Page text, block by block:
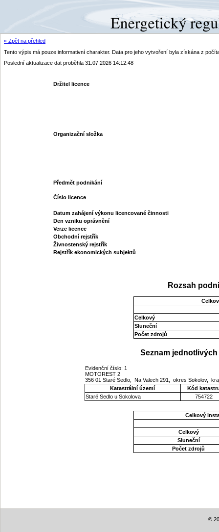
« Zpět na přehled
Tento výpis má pouze informativní charakter. Data pro jeho vytvoření byla získána z
Poslední aktualizace dat proběhla 31.07.2026 14:12:48
Držitel licence
Organizační složka
Předmět podnikání
Číslo licence
Datum zahájení výkonu licencované činnosti
Den vzniku oprávnění
Verze licence
Obchodní rejstřík
Živnostenský rejstřík
Rejstřík ekonomických subjektů
Rozsah
Celkový
Sluneční
Počet zdrojů
Seznam
Evidenční číslo: 1
MOTOREST 2
356 01 Staré Sedlo, Na Valech 291, okres Sokolov,
Katastrální území
Kód
Staré Sedlo u Sokolova
754722
Celkový
Celkový
Sluneční
Počet zdrojů
©